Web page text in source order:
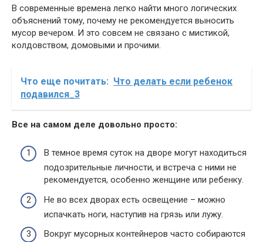
В современные времена легко найти много логических
объяснений тому, почему не рекомендуется выносить
мусор вечером. И это совсем не связано с мистикой,
колдовством, домовыми и прочими.
Что еще почитать: Что делать если ребенок
подавился_3
Все на самом деле довольно просто:
В темное время суток на дворе могут находиться
подозрительные личности, и встреча с ними не
рекомендуется, особенно женщине или ребенку.
Не во всех дворах есть освещение – можно
испачкать ноги, наступив на грязь или лужу.
Вокруг мусорных контейнеров часто собираются